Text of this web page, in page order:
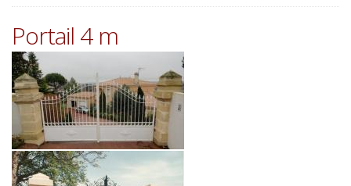
Portail 4 m